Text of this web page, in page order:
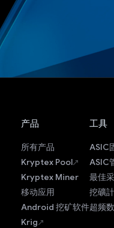
产品
所有产品
Kryptex Pool
Kryptex Miner
移动应用
Android 挖矿软件
Krig
工具
ASIC
ASIC
最佳
挖礦
超频